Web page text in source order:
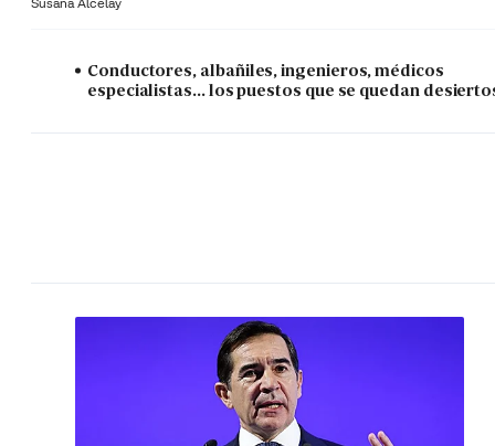
Conductores, albañiles, ingenieros, médicos
especialistas... los puestos que se quedan